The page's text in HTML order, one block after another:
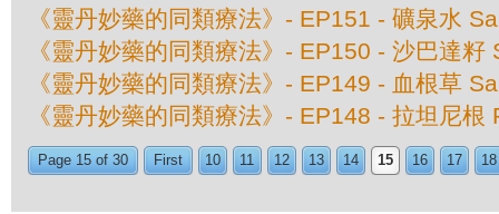
《靈丹妙藥的同類療法》- EP151 - 礦泉水
《靈丹妙藥的同類療法》- EP150 - 沙巴達
《靈丹妙藥的同類療法》- EP149 - 血根草
《靈丹妙藥的同類療法》- EP148 - 拉坦尼
Page 15 of 30 First 10 11 12 13 14 15 16 17 18